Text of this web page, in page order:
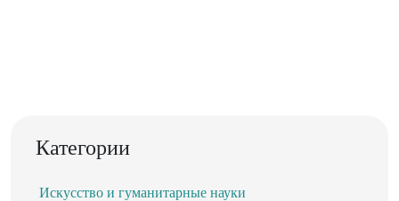
Категории
Искусство и гуманитарные науки